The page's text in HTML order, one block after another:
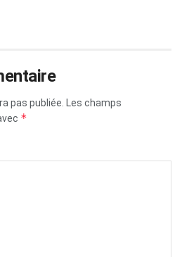
pas publiée.
Les champs
*